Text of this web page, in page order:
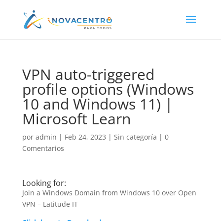
VPN auto-triggered
profile options (Windows
10 and Windows 11) |
Microsoft Learn
por admin | Feb 24, 2023 | Sin categoría | 0
Comentarios
Looking for:
Join a Windows Domain from Windows 10 over Open
VPN – Latitude IT